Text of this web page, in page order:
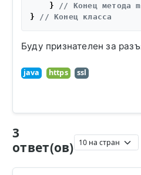
    }
// Конец метода
}
// Конец класса
Буду признателен за
java https ssl
3
ответ(ов)